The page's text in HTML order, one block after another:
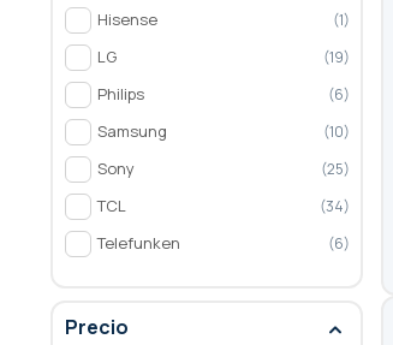
Hisense 1
LG 19
Philips 6
Samsung 10
Sony 25
TCL 34
Telefunken 6
Precio